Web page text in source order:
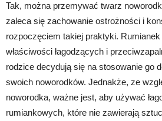
Tak, można przemywać twarz
zaleca się zachowanie ostrożności i
rozpoczęciem takiej praktyki.
właściwości łagodzących i
rodzice decydują się na stosowanie go
swoich noworodków. Jednakże, ze
noworodka, ważne jest, aby używać
rumiankowych, które nie zawierają